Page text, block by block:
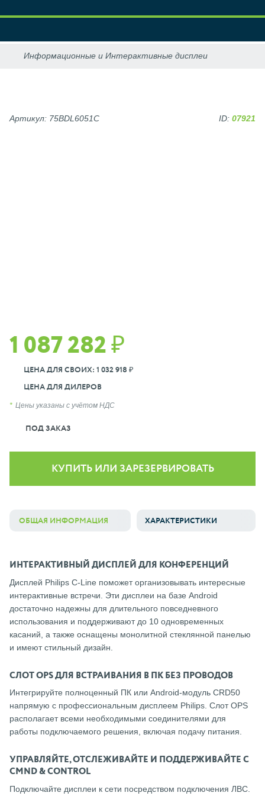
1 087 282 ₽
ЦЕНА ДЛЯ СВОИХ: 1 032 918 ₽
ЦЕНА ДЛЯ ДИЛЕРОВ
Цены указаны с учётом НДС
ПОД ЗАКАЗ
Артикул: 75BDL6051C ID: 07921
КУПИТЬ ИЛИ ЗАРЕЗЕРВИРОВАТЬ
ОБЩАЯ ИНФОРМАЦИЯ ХАРАКТЕРИСТИКИ
ИНТЕРАКТИВНЫЙ ДИСПЛЕЙ ДЛЯ КОНФЕРЕНЦИЙ
Дисплей Philips C-Line поможет организовывать интересные
интерактивные встречи. Эти дисплеи на базе Android
достаточно надежны для длительного повседневного
использования и поддерживают до 10 одновременных
касаний, а также оснащены монолитной стеклянной панелью
и имеют стильный дизайн.
СЛОТ OPS ДЛЯ ВСТРАИВАНИЯ В ПК БЕЗ ПРОВОДОВ
Интегрируйте полноценный ПК или Android-модуль CRD50
напрямую с профессиональным дисплеем Philips. Слот OPS
располагает всеми необходимыми соединителями для
работы подключаемого решения, включая подачу питания.
УПРАВЛЯЙТЕ, ОТСЛЕЖИВАЙТЕ И ПОДДЕРЖИВАЙТЕ С
CMND & CONTROL
Подключайте дисплеи к сети посредством подключения ЛВС.